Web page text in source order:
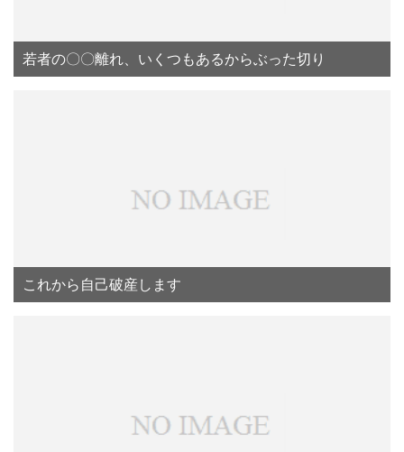
若者の〇〇離れ、いくつもあるからぶった切り
これから自己破産します